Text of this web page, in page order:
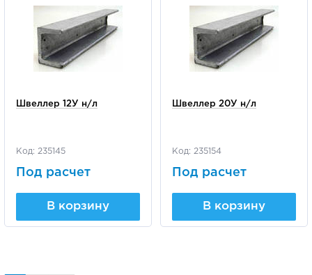
Швеллер 12У н/л
Код: 235145
Под расчет
В корзину
Швеллер 20У н/л
Код: 235154
Под расчет
В корзину